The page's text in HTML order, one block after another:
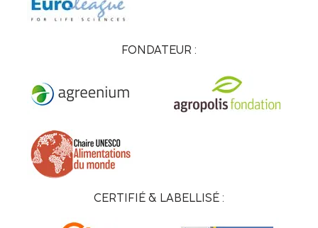
FONDATEUR :
CERTIFIÉ & LABELLISÉ :